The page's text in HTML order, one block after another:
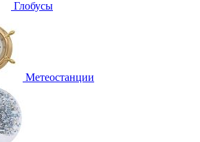
Глобусы
Метеостанции